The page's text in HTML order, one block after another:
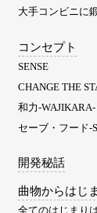
大手コンビニに
コンセプト
SENSE
CHANGE THE
和力-WAJIKARA-
セーブ・フード-
開発秘話
曲物からはじ
全てのはじまり